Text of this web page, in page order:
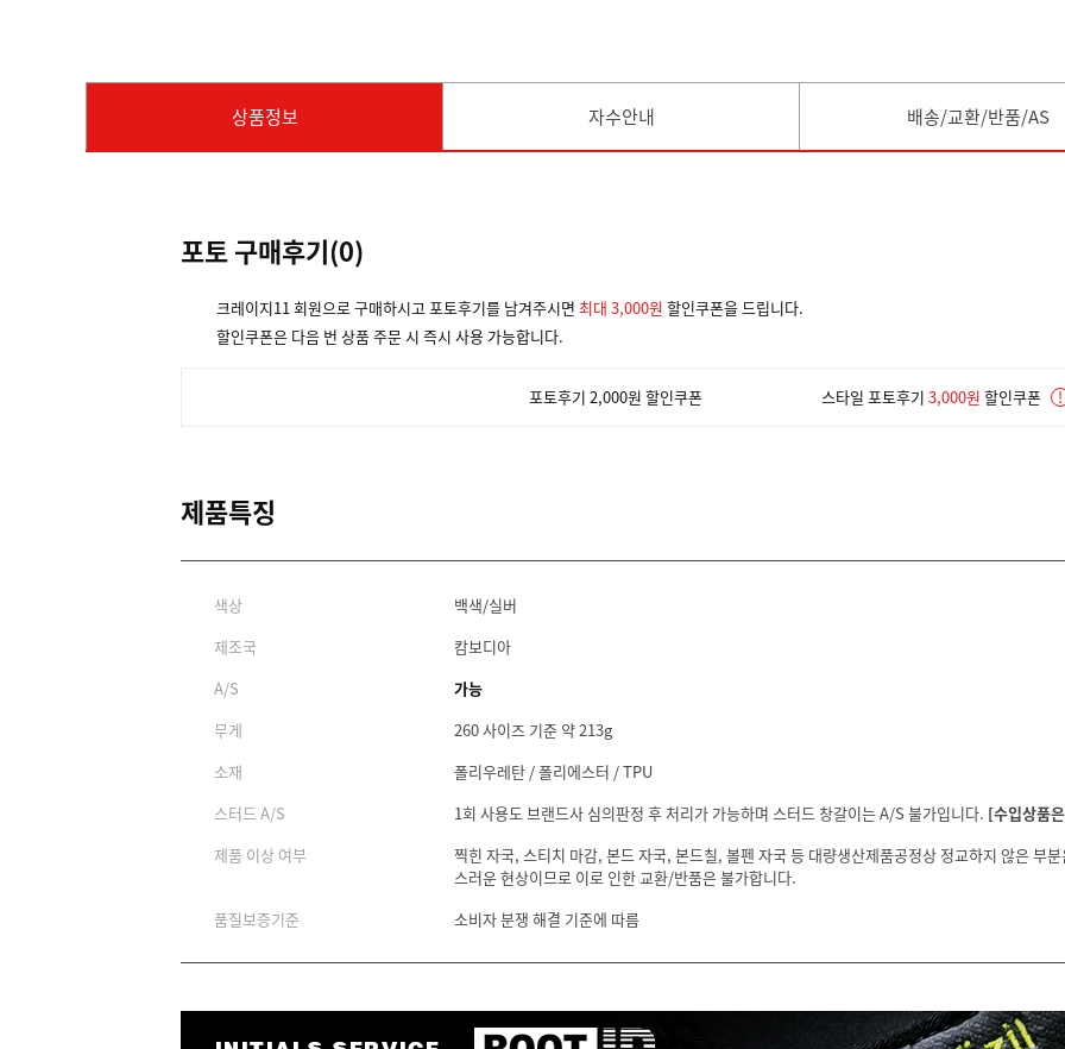
상품정보 자수안내 배송/교환/반품/AS
포토 구매후기(0)
크레이지11 회원으로 구매하시고 포토후기를 남겨주시면 최대 3,000원 할인쿠폰을 드립니다.
할인쿠폰은 다음 번 상품 주문 시 즉시 사용 가능합니다.
포토후기 2,000원 할인쿠폰 스타일 포토후기 3,000원 할인쿠폰 !
제품특징
색상
백색/실버
제조국
캄보디아
A/S
가능
무게
260 사이즈 기준 약 213g
소재
폴리우레탄 / 폴리에스터 / TPU
스터드 A/S
1회 사용도 브랜드사 심의판정 후 처리가 가능하며 스터드 창갈이는 A/S 불가입니다. [수입상품
제품 이상 여부
찍힌 자국, 스티치 마감, 본드 자국, 본드칠, 볼펜 자국 등 대량생산제품공정상 정교하지 않은 부
스러운 현상이므로 이로 인한 교환/반품은 불가합니다.
품질보증기준
소비자 분쟁 해결 기준에 따름